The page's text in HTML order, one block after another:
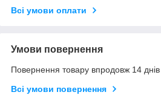
Всі умови оплати
Умови повернення
Повернення товару впродовж 14
Всі умови повернення